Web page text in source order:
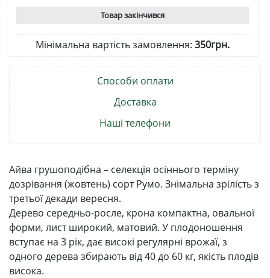
Товар закінчився
Мінімальна вартість замовлення: 350грн.
Способи оплати
Доставка
Наші телефони
Айва грушоподібна – селекція осіннього терміну
дозрівання (жовтень) сорт Румо. Знімальна зрілість з
третьої декади вересня.
Дерево середньо-росле, крона компактна, овальної
форми, лист широкий, матовий. У плодоношення
вступає на 3 рік, дає високі регулярні врожаї, з
одного дерева збирають від 40 до 60 кг, якість плодів
висока.